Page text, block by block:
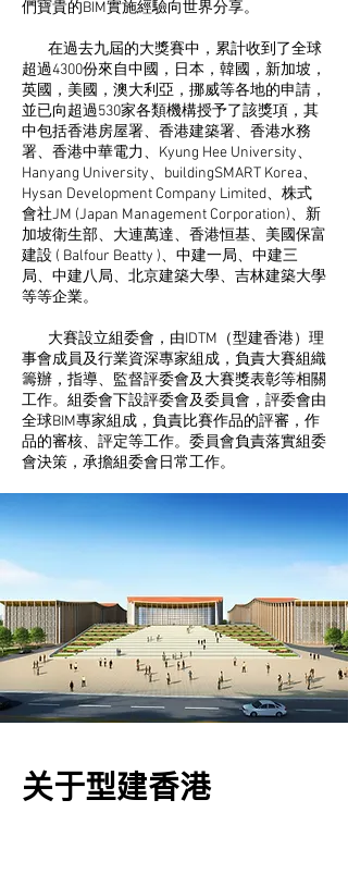
們寶貴的BIM實施經驗向世界分享。
在過去九屆的大獎賽中，累計收到了全球
超過4300份來自中國，日本，韓國，新加坡，
英國，美國，澳大利亞，挪威等各地的申請，
並已向超過530家各類機構授予了該獎項，其
中包括香港房屋署、香港建築署、香港水務
署、香港中華電力、Kyung Hee University、
Hanyang University、buildingSMART Korea、
Hysan Development Company Limited、株式
會社JM (Japan Management Corporation)、新
加坡衛生部、大連萬達、香港恒基、美國保富
建設 ( Balfour Beatty )、中建一局、中建三
局、中建八局、北京建築大學、吉林建築大學
等等企業。
大賽設立組委會，由IDTM（型建香港）理
事會成員及行業資深專家組成，負責大賽組織
籌辦，指導、監督評委會及大賽獎表彰等相關
工作。組委會下設評委會及委員會，評委會由
全球BIM專家組成，負責比賽作品的評審，作
品的審核、評定等工作。委員會負責落實組委
會決策，承擔組委會日常工作。
关于型建香港